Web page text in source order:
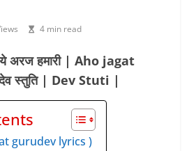
4 min read
अरज हमारी | Aho jagat
स्तुति | Dev Stuti |
gurudev lyrics )